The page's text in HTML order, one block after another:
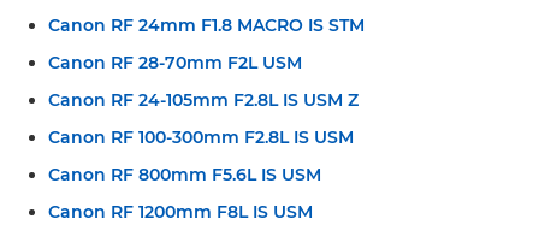
Canon RF 24mm F1.8 MACRO IS STM
Canon RF 28-70mm F2L USM
Canon RF 24-105mm F2.8L IS USM Z
Canon RF 100-300mm F2.8L IS USM
Canon RF 800mm F5.6L IS USM
Canon RF 1200mm F8L IS USM